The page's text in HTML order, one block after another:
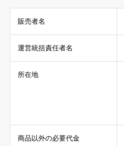
販売者名
運営統括責任者名
所在地
商品以外の必要代金
導信サイト／霊的真理とは
会員登録について
お役立ちアイテム
お問い合わせ